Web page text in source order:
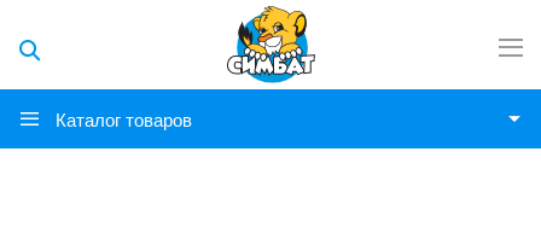
Каталог товаров